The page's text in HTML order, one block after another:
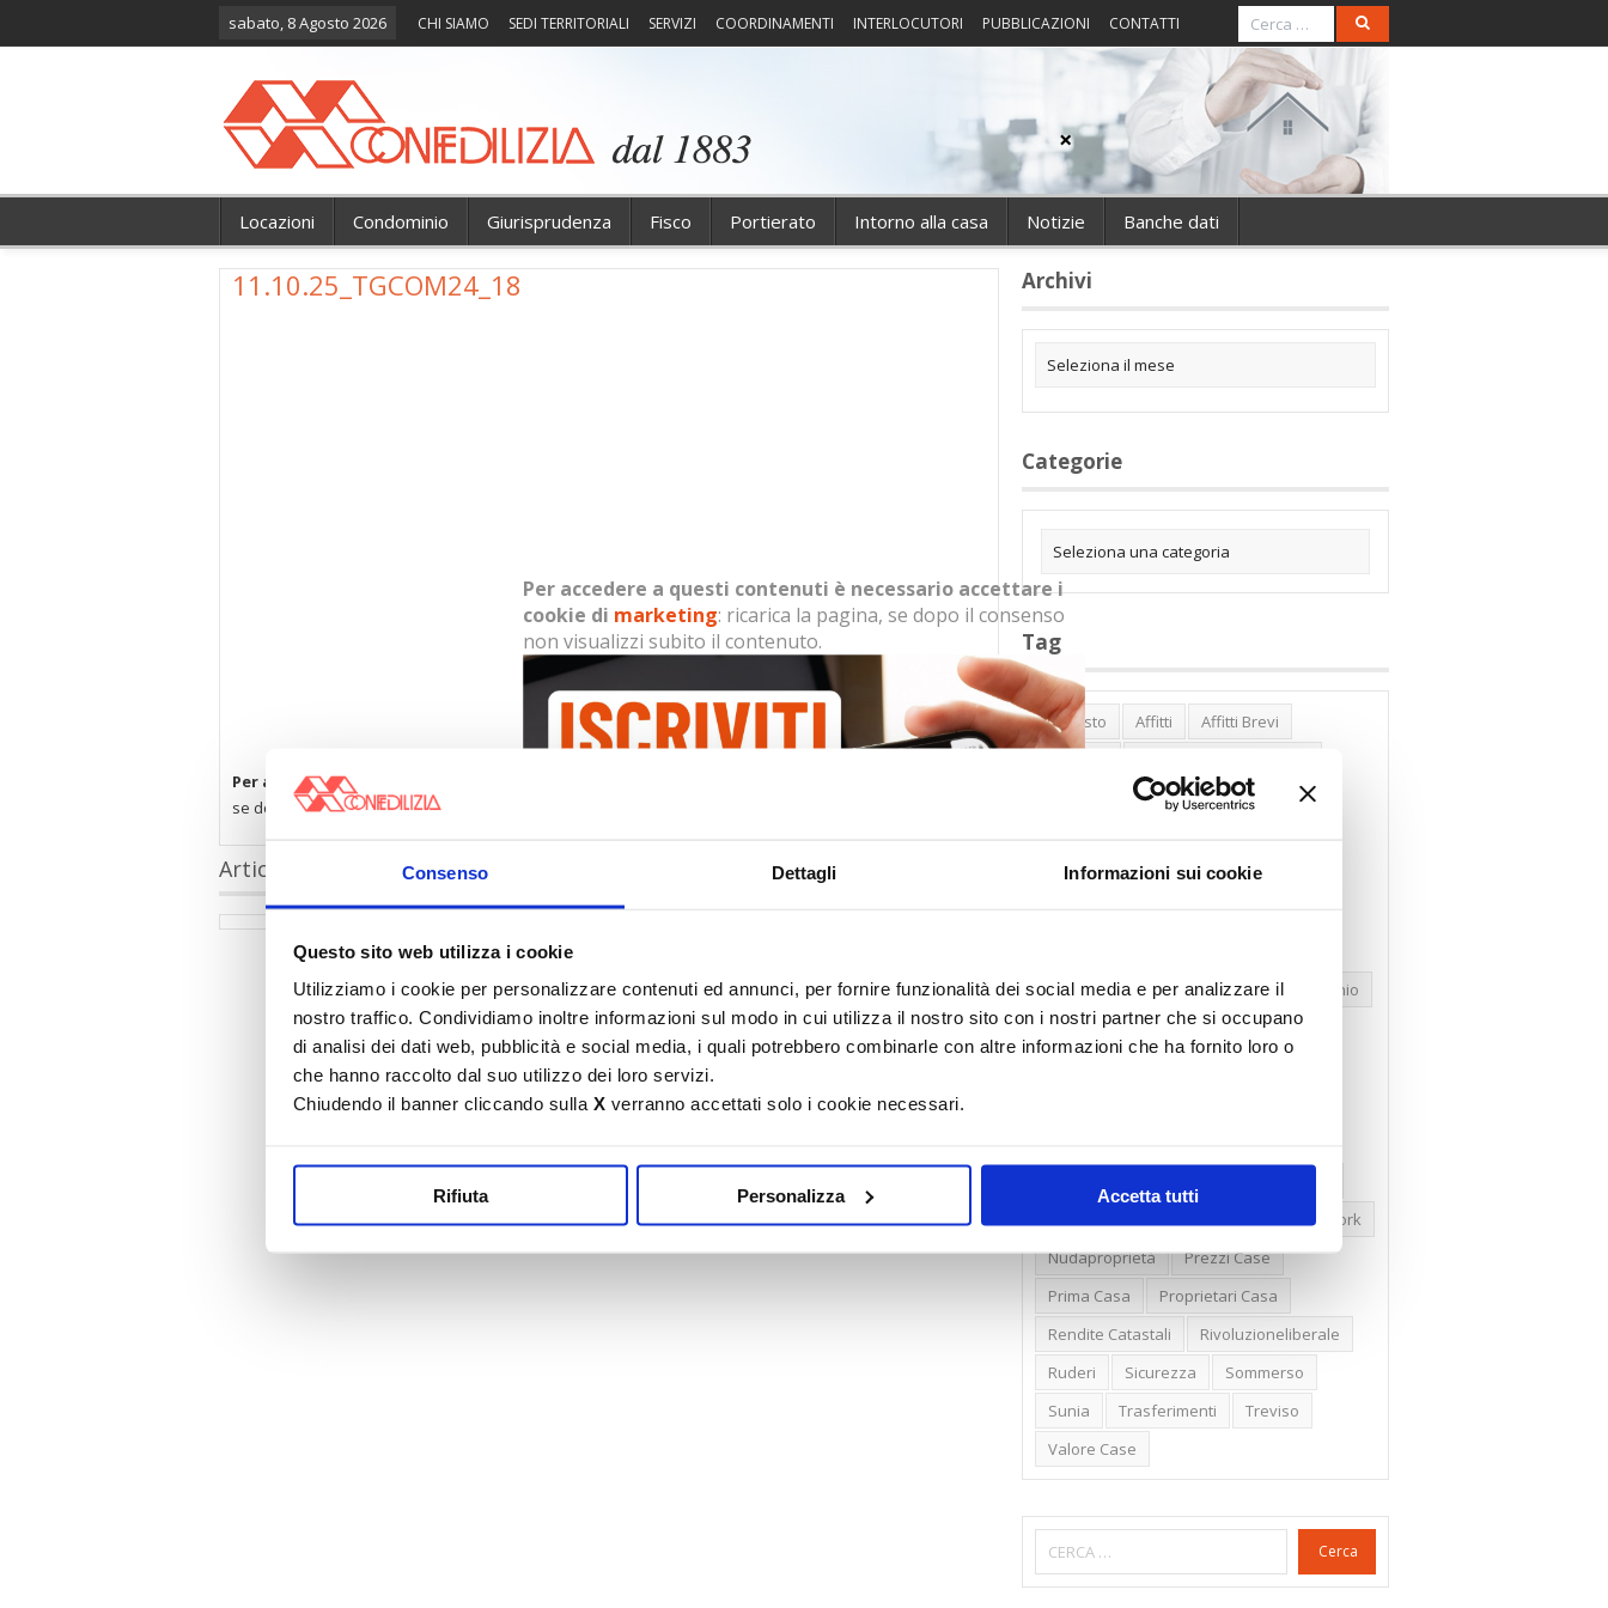
Consenso Dettagli Informazioni sui cookie
Questo sito web utilizza i cookie
Utilizziamo i cookie per personalizzare contenuti ed annunci, per fornire funzionalità dei social media e per analizzare il
nostro traffico. Condividiamo inoltre informazioni sul modo in cui utilizza il nostro sito con i nostri partner che si occupano
di analisi dei dati web, pubblicità e social media, i quali potrebbero combinarle con altre informazioni che ha fornito loro o
che hanno raccolto dal suo utilizzo dei loro servizi.
Chiudendo il banner cliccando sulla X verranno accettati solo i cookie necessari.
Rifiuta Personalizza Accetta tutti
sabato, 8 Agosto 2026 CHI SIAMO SEDI TERRITORIALI SERVIZI COORDINAMENTI INTERLOCUTORI PUBBLICAZIONI CONTATTI
Locazioni Condominio Giurisprudenza Fisco Portierato Intorno alla casa Notizie Banche dati
11.10.25_TGCOM24_18
Per accedere a questi contenuti è necessario accettare i cookie di
se dopo il consenso non visualizzi subito il contenuto.
Articoli collegati
Archivi
Categorie
Tag
30posto Affitti
Affitti Brevi
Banca Woolwich
Bilocali
Cambioabitazione
Carenza Alloggi
Compravendite Immobiliari
Condominio
Confcommercio
Confedilizia.EU
New York
Nudaproprietà
Prezzi Case
Prima Casa
Proprietari Casa
Rendite Catastali
Rivoluzioneliberale
Ruderi
Sicurezza
Sommerso
Sunia
Trasferimenti
Treviso
Valore Case
Cerca
Per accedere a questi contenuti è necessario accettare i
cookie di marketing: ricarica la pagina, se dopo il consenso
non visualizzi subito il contenuto.